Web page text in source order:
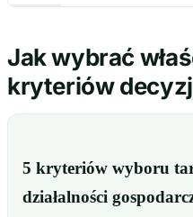
Jak wybrać
kryteriów
5 kryteriów wyboru
działalności